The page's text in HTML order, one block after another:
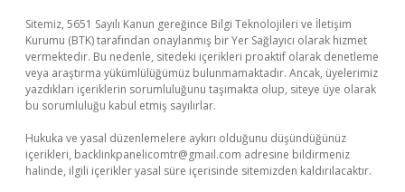
Sitemiz, 5651 Sayılı Kanun gereğince Bilgi Teknolojileri ve İletişim
Kurumu (BTK) tarafından onaylanmış bir Yer Sağlayıcı olarak hizmet
vermektedir. Bu nedenle, sitedeki içerikleri proaktif olarak denetleme
veya araştırma yükümlülüğümüz bulunmamaktadır. Ancak, üyelerimiz
yazdıkları içeriklerin sorumluluğunu taşımakta olup, siteye üye olarak
bu sorumluluğu kabul etmiş sayılırlar.
Hukuka ve yasal düzenlemelere aykırı olduğunu düşündüğünüz
içerikleri, backlinkpanelicomtr@gmail.com adresine bildirmeniz
halinde, ilgili içerikler yasal süre içerisinde sitemizden kaldırılacaktır.